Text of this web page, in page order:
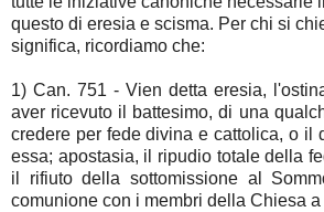
questo di eresia e scisma. Per chi si
significa, ricordiamo che:
1) Can. 751 - Vien detta eresia,
aver ricevuto il battesimo, di una
credere per fede divina e cattolica, o il
essa; apostasia, il ripudio totale della
il rifiuto della sottomissione al
comunione con i membri della Chiesa